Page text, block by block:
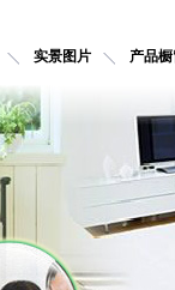
实景图片 产品